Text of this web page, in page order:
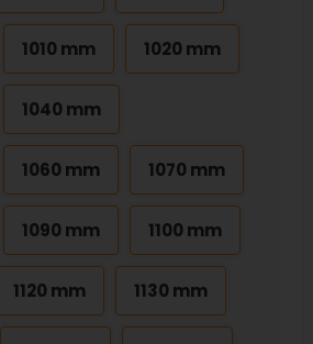
1010 mm 1020 mm
1040 mm
1060 mm 1070 mm
1090 mm 1100 mm
1120 mm 1130 mm